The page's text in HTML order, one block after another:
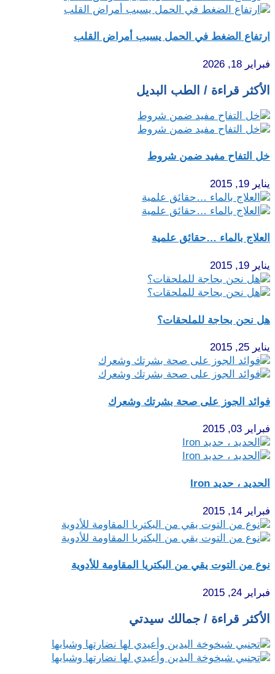
ارتفاع الضغط في الحمل يسبب أمراض القلب
فبراير 18, 2026
الأكثر قراءة / الطب البديل
خل التفاح مفيد ضمن شروط
يناير 19, 2015
العلاج بالماء …حقائق علمية
يناير 19, 2015
هل نحن بحاجة للملحقات؟
يناير 25, 2015
فوائد الجوز على صحة بشرتك وشعرك
فبراير 03, 2015
الحديد ، حديد Iron
فبراير 14, 2015
نوع من التوت يقي من البكتريا المقاومة للأدوية
فبراير 24, 2015
الأكثر قراءة / جمالك سيدتي